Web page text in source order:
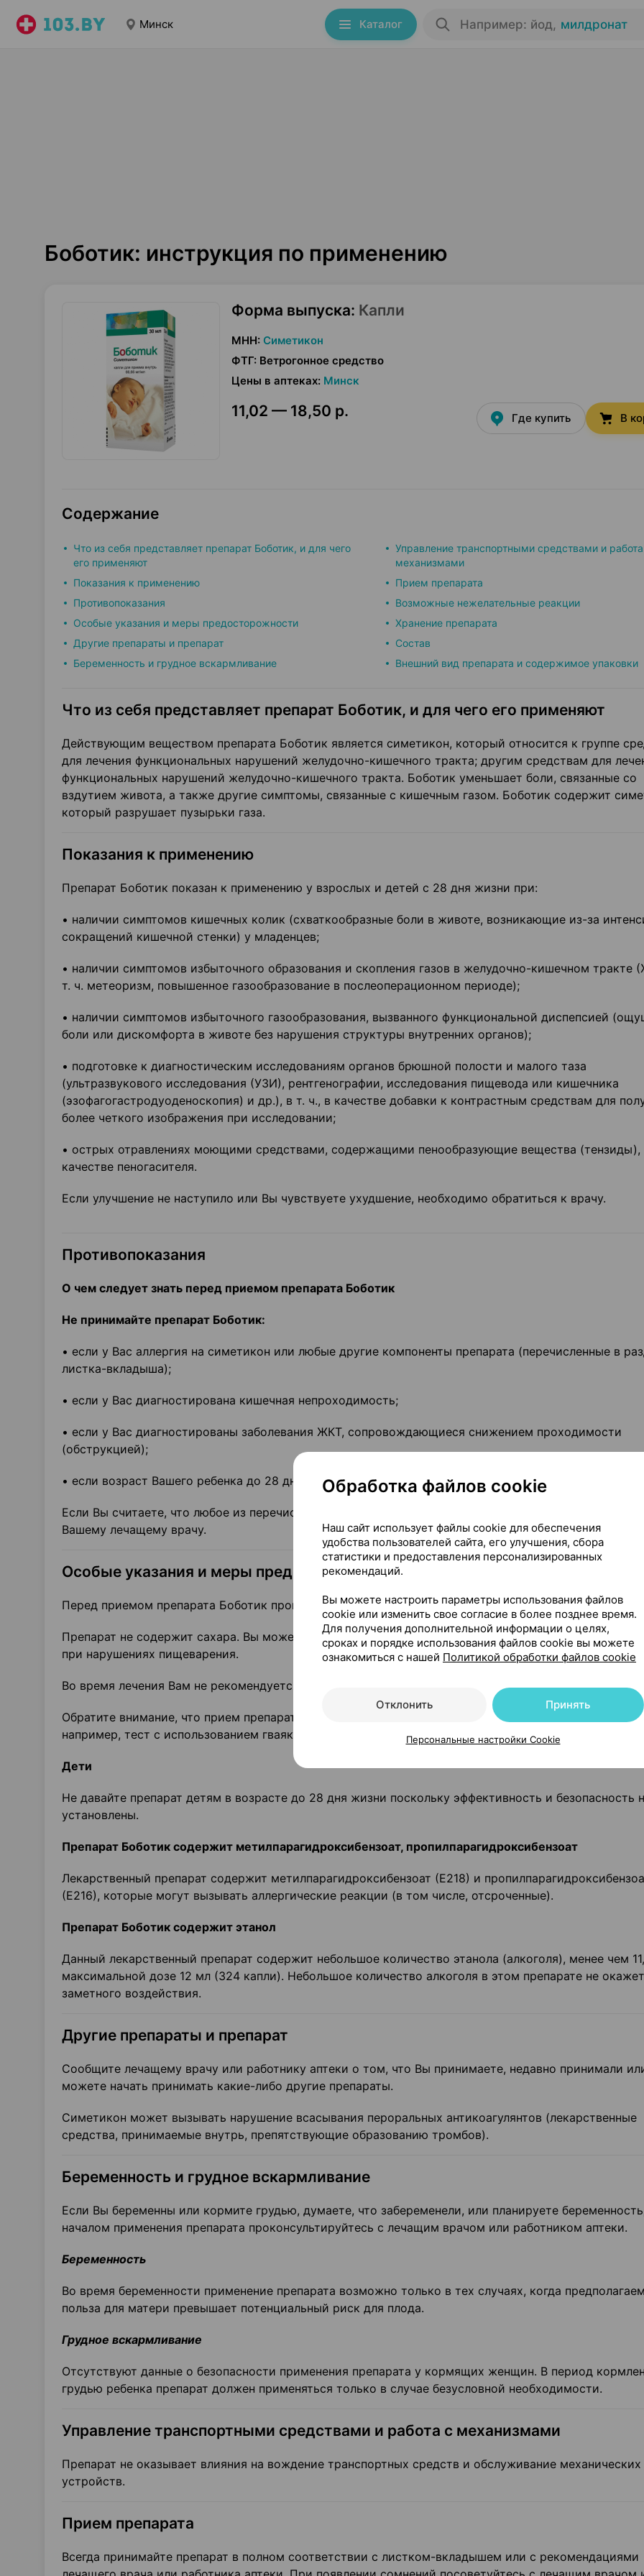
Минск Каталог Например: йод, милдронат
Боботик: инструкция по применению
Форма выпуска: Капли
МНН: Симетикон
ФТГ: Ветрогонное средство
Цены в аптеках: Минск
11,02 — 18,50 р. Где купить В
Содержание
Что из себя представляет препарат Боботик, и для чего
его применяют
Показания к применению
Противопоказания
Особые указания и меры предосторожности
Другие препараты и препарат
Беременность и грудное вскармливание
Управление транспортными средствами и
механизмами
Прием препарата
Возможные нежелательные реакции
Хранение препарата
Состав
Внешний вид препарата и содержимое упаковки
Что из себя представляет препарат Боботик, и для чего его применяют
Действующим веществом препарата Боботик является симетикон, который относится к группе
для лечения функциональных нарушений желудочно-кишечного тракта; другим средствам для
функциональных нарушений желудочно-кишечного тракта. Боботик уменьшает боли, связанные со
вздутием живота, а также другие симптомы, связанные с кишечным газом. Боботик содержит
который разрушает пузырьки газа.
Показания к применению
Препарат Боботик показан к применению у взрослых и детей с 28 дня жизни при:
• наличии симптомов кишечных колик (схваткообразные боли в животе, возникающие из-за
сокращений кишечной стенки) у младенцев;
• наличии симптомов избыточного образования и скопления газов в желудочно-кишечном тракте
т. ч. метеоризм, повышенное газообразование в послеоперационном периоде);
• наличии симптомов избыточного газообразования, вызванного функциональной диспепсией
боли или дискомфорта в животе без нарушения структуры внутренних органов);
• подготовке к диагностическим исследованиям органов брюшной полости и малого таза
(ультразвукового исследования (УЗИ), рентгенографии, исследования пищевода или кишечника
(эзофагогастродуоденоскопия) и др.), в т. ч., в качестве добавки к контрастным средствам для
более четкого изображения при исследовании;
• острых отравлениях моющими средствами, содержащими пенообразующие вещества (тензиды),
качестве пеногасителя.
Если улучшение не наступило или Вы чувствуете ухудшение, необходимо обратиться к врачу.
Противопоказания
О чем следует знать перед приемом препарата Боботик
Не принимайте препарат Боботик:
• если у Вас аллергия на симетикон или любые другие компоненты препарата (перечисленные в
листка-вкладыша);
• если у Вас диагностирована кишечная непроходимость;
• если у Вас диагностированы заболевания ЖКТ, сопровождающиеся снижением проходимости
(обструкцией);
• если возраст Вашего ребенка до 28 дня жизни.
Если Вы считаете, что любое из перечисленного относится к Вам или Вашему ребенку, сообщите об
Вашему лечащему врачу.
Особые указания и меры предосторожности
Перед приемом препарата Боботик проконсультируйтесь с лечащим врачом или работником аптеки.
Препарат не содержит сахара. Вы можете принимать препарат при наличии у вас сахарного
при нарушениях пищеварения.
Во время лечения Вам не рекомендуется принимать газированные напитки.
Обратите внимание, что прием препарата может исказить результаты некоторых диагностических
например, тест с использованием гваяковой смолы (метод исследования кала на наличие крови).
Дети
Не давайте препарат детям в возрасте до 28 дня жизни поскольку эффективность и безопасность
установлены.
Препарат Боботик содержит метилпарагидроксибензоат, пропилпарагидрокси­бензоат
Лекарственный препарат содержит метилпарагидроксибензоат (Е218) и
(Е216), которые могут вызывать аллергические реакции (в том числе, отсроченные).
Препарат Боботик содержит этанол
Данный лекарственный препарат содержит небольшое количество этанола (алкоголя), менее чем
максимальной дозе 12 мл (324 капли). Небольшое количество алкоголя в этом препарате не окажет
заметного воздействия.
Другие препараты и препарат
Сообщите лечащему врачу или работнику аптеки о том, что Вы принимаете, недавно принимали
можете начать принимать какие-либо другие препараты.
Симетикон может вызывать нарушение всасывания пероральных антикоагулянтов (лекарственные
средства, принимаемые внутрь, препятствующие образованию тромбов).
Беременность и грудное вскармливание
Если Вы беременны или кормите грудью, думаете, что забеременели, или планируете
началом применения препарата проконсультируйтесь с лечащим врачом или работником аптеки.
Беременность
Во время беременности применение препарата возможно только в тех случаях, когда
польза для матери превышает потенциальный риск для плода.
Грудное вскармливание
Отсутствуют данные о безопасности применения препарата у кормящих женщин. В период
грудью ребенка препарат должен применяться только в случае безусловной необходимости.
Управление транспортными средствами и работа с механизмами
Препарат не оказывает влияния на вождение транспортных средств и обслуживание механических
устройств.
Прием препарата
Всегда принимайте препарат в полном соответствии с листком-вкладышем или с рекомендациями
Обработка файлов cookie
Наш сайт использует файлы cookie для обеспечения
удобства пользователей сайта, его улучшения, сбора
статистики и предоставления персонализированных
рекомендаций.
Вы можете настроить параметры использования файлов
cookie или изменить свое согласие в более позднее время.
Для получения дополнительной информации о целях,
сроках и порядке использования файлов cookie вы можете
ознакомиться с нашей Политикой обработки файлов cookie
Отклонить Принять
Персональные настройки Cookie